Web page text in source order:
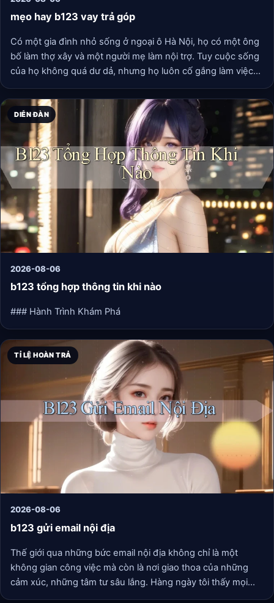
mẹo hay b123 vay trả góp
Có một gia đình nhỏ sống ở ngoại ô Hà Nội, họ có một ông
bố làm thợ xây và một người mẹ làm nội trợ. Tuy cuộc sống
của họ không quá dư dả, nhưng họ luôn cố gắng làm việc
để lo cho hai đứa con. Một ngày nọ, người mẹ nhận thấy
chiếc xe máy mà cả gia đình đang sử dụng đã quá cũ kỹ và
thường xuyên hỏng hóc, khiến họ gặp nhiều khó khăn
trong việc đi lại.
DIỄN ĐÀN
2026-08-06
b123 tổng hợp thông tin khi nào
### Hành Trình Khám Phá
TỈ LỆ HOÀN TRẢ
2026-08-06
b123 gửi email nội địa
Thế giới qua những bức email nội địa không chỉ là một
không gian công việc mà còn là nơi giao thoa của những
cảm xúc, những tâm tư sâu lắng. Hàng ngày tôi thấy mọi